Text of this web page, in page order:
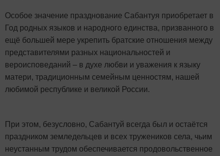
Особое значение празднование Сабантуя приобретает в
Год родных языков и народного единства, призванного в
ещё большей мере укрепить братские отношения между
представителями разных национальностей и
вероисповеданий – в духе любви и уважения к языку
матери, традиционным семейным ценностям, нашей
любимой республике и великой России.
При этом, безусловно, Сабантуй всегда был и остаётся
праздником земледельцев и всех тружеников села, чьим
неустанным трудом обеспечивается продовольственное